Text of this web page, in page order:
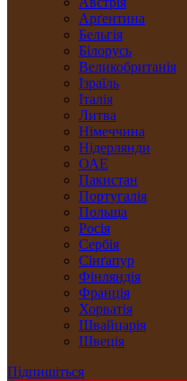
Арґентина
Бельгія
Білорусь
Великобританія
Ізраїль
Італія
Литва
Німеччина
Нідерлянди
ОАЕ
Пакистан
Португалія
Польща
Росія
Сербія
Сінґапур
Фінляндія
Франція
Хорватія
Швайцарія
Швеція
Підпишіться